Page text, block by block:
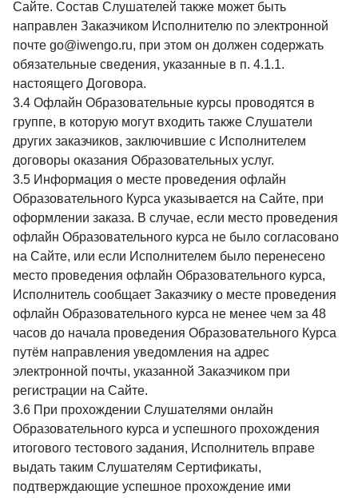
Сайте. Состав Слушателей также может быть
направлен Заказчиком Исполнителю по электронной
почте go@iwengo.ru, при этом он должен содержать
обязательные сведения, указанные в п. 4.1.1.
настоящего Договора.
3.4 Офлайн Образовательные курсы проводятся в
группе, в которую могут входить также Слушатели
других заказчиков, заключившие с Исполнителем
договоры оказания Образовательных услуг.
3.5 Информация о месте проведения офлайн
Образовательного Курса указывается на Сайте, при
оформлении заказа. В случае, если место проведения
офлайн Образовательного курса не было согласовано
на Сайте, или если Исполнителем было перенесено
место проведения офлайн Образовательного курса,
Исполнитель сообщает Заказчику о месте проведения
офлайн Образовательного курса не менее чем за 48
часов до начала проведения Образовательного Курса
путём направления уведомления на адрес
электронной почты, указанной Заказчиком при
регистрации на Сайте.
3.6 При прохождении Слушателями онлайн
Образовательного курса и успешного прохождения
итогового тестового задания, Исполнитель вправе
выдать таким Слушателям Сертификаты,
подтверждающие успешное прохождение ими